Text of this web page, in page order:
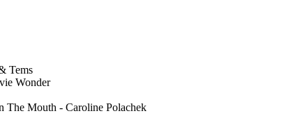
Tems
Wonder
The Mouth - Caroline Polachek